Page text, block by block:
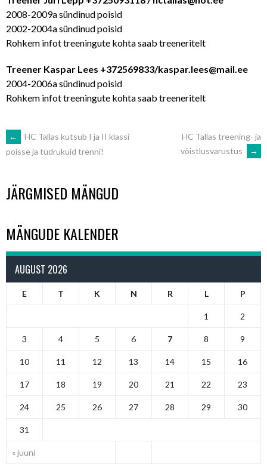
2008-2009a sündinud poisid
2002-2004a sündinud poisid
Rohkem infot treeningute kohta saab treeneritelt
Treener Kaspar Lees +372569833/kaspar.lees@mail.ee
2004-2006a sündinud poisid
Rohkem infot treeningute kohta saab treeneritelt
POST
NAVIGATION
←
HC Tallas kutsub I ja II klassi
poisse ja tüdrukuid trenni!
HC Tallas treening- ja
võistlusvarustus
→
JÄRGMISED MÄNGUD
MÄNGUDE KALENDER
AUGUST 2026
E T K N R L P
« juuni
1 2
3 4 5 6 7 8 9
10 11 12 13 14 15 16
17 18 19 20 21 22 23
24 25 26 27 28 29 30
31